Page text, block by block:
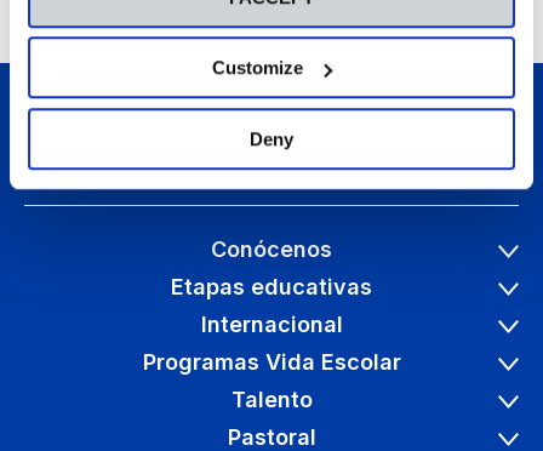
Customize
Deny
Conócenos
Etapas educativas
Internacional
Programas Vida Escolar
Talento
Pastoral